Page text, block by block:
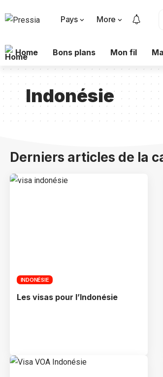
Pays More
Home Bons plans Mon fil
Indonésie
Derniers articles de la
INDONÉSIE
Les visas pour l’Indonésie